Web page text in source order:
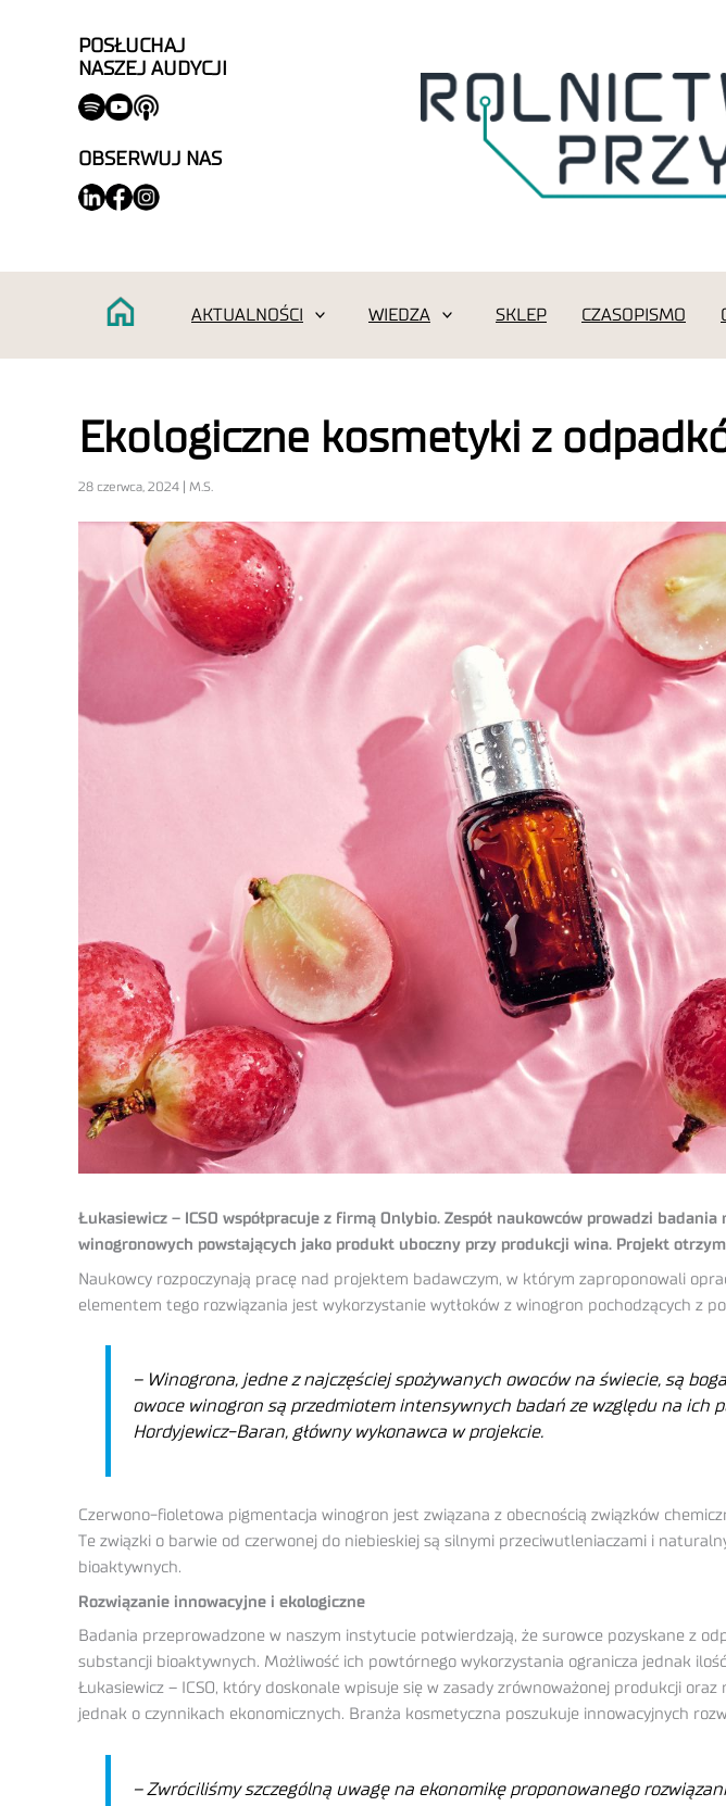
POSŁUCHAJ
NASZEJ AUDYCJI
OBSERWUJ NAS
AKTUALNOŚCI WIEDZA SKLEP CZASOPISMO
Ekologiczne kosmetyki z
28 czerwca, 2024 | M.S.
Łukasiewicz – ICSO współpracuje z firmą Onlybio. Zespół naukowców prowadzi
winogronowych powstających jako produkt uboczny przy produkcji wina. Projekt
Naukowcy rozpoczynają pracę nad projektem badawczym, w którym zaproponowali
elementem tego rozwiązania jest wykorzystanie wytłoków z winogron pochodzących z
– Winogrona, jedne z najczęściej spożywanych owoców na świecie, są
owoce winogron są przedmiotem intensywnych badań ze względu na ich
Hordyjewicz-Baran, główny wykonawca w projekcie.
Czerwono-fioletowa pigmentacja winogron jest związana z obecnością związków
Te związki o barwie od czerwonej do niebieskiej są silnymi przeciwutleniaczami i
bioaktywnych.
Rozwiązanie innowacyjne i ekologiczne
Badania przeprowadzone w naszym instytucie potwierdzają, że surowce pozyskane z
substancji bioaktywnych. Możliwość ich powtórnego wykorzystania ogranicza jednak
Łukasiewicz – ICSO, który doskonale wpisuje się w zasady zrównoważonej produkcji
jednak o czynnikach ekonomicznych. Branża kosmetyczna poszukuje innowacyjnych
– Zwróciliśmy szczególną uwagę na ekonomikę proponowanego